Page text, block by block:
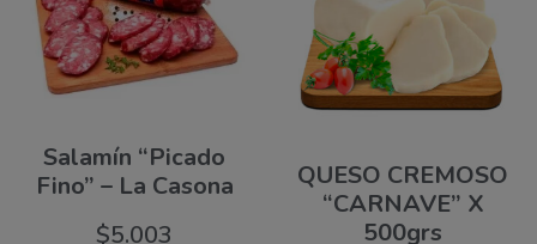
Salamín “Picado
Fino” – La Casona
$5.003
QUESO CREMOSO
“CARNAVE” X
500grs